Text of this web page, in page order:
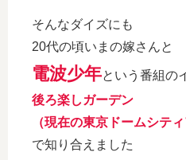
そんなダイズにも
20代の頃いまの嫁さんと
電波少年という番組の
後ろ楽しガーデン
（現在の東京ドームシテ
で知り合えました